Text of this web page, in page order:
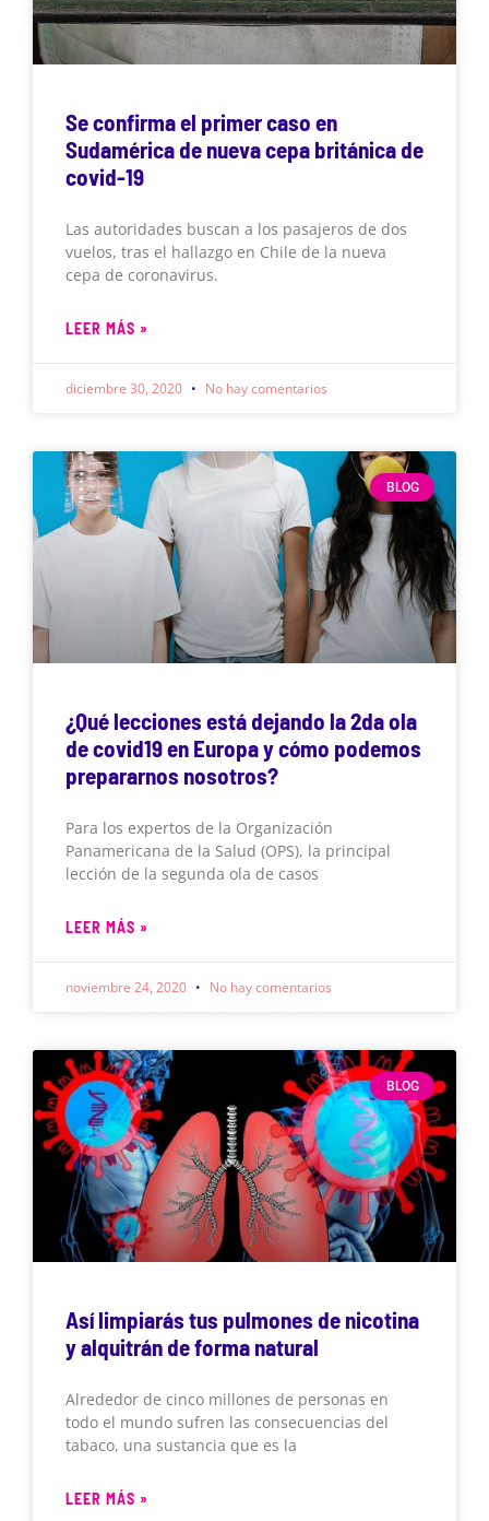
Se confirma el primer caso en
Sudamérica de nueva cepa británica de
covid-19
Las autoridades buscan a los pasajeros de dos
vuelos, tras el hallazgo en Chile de la nueva
cepa de coronavirus.
LEER MÁS »
diciembre 30, 2020 No hay comentarios
BLOG
¿Qué lecciones está dejando la 2da ola
de covid19 en Europa y cómo podemos
prepararnos nosotros?
Para los expertos de la Organización
Panamericana de la Salud (OPS), la principal
lección de la segunda ola de casos
LEER MÁS »
noviembre 24, 2020 No hay comentarios
BLOG
Así limpiarás tus pulmones de nicotina
y alquitrán de forma natural
Alrededor de cinco millones de personas en
todo el mundo sufren las consecuencias del
tabaco, una sustancia que es la
LEER MÁS »